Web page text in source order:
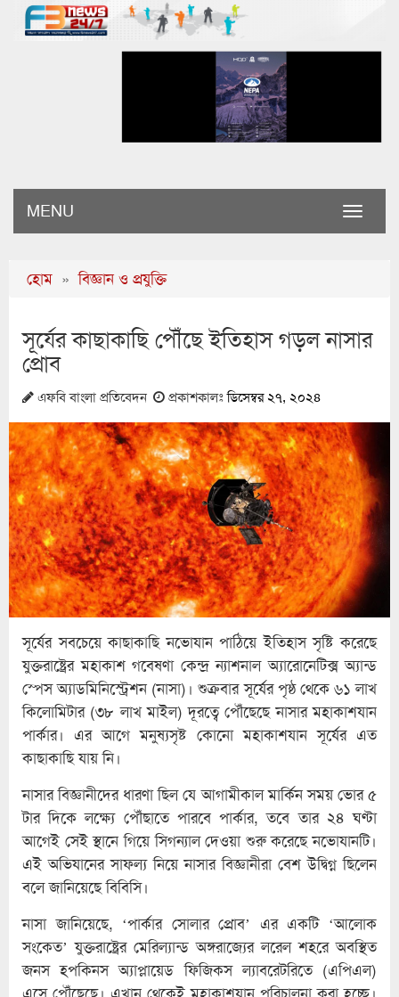
Toggle
MENU
হোম » বিজ্ঞান ও প্রযুক্তি
সূর্যের কাছাকাছি পৌঁছে ইতিহাস গড়ল নাসার
প্রোব
এফবি বাংলা প্রতিবেদন প্রকাশকালঃডিসেম্বর ২৭, ২০২৪
সূর্যের সবচেয়ে কাছাকাছি নভোযান পাঠিয়ে ইতিহাস সৃষ্টি করেছে
যুক্তরাষ্ট্রের মহাকাশ গবেষণা কেন্দ্র ন্যাশনাল অ্যারোনেটিক্স অ্যান্ড
স্পেস অ্যাডমিনিস্ট্রেশন (নাসা)। শুক্রবার সূর্যের পৃষ্ঠ থেকে ৬১ লাখ
কিলোমিটার (৩৮ লাখ মাইল) দূরত্বে পৌঁছেছে নাসার মহাকাশযান
পার্কার। এর আগে মনুষ্যসৃষ্ট কোনো মহাকাশযান সূর্যের এত
কাছাকাছি যায় নি।
নাসার বিজ্ঞানীদের ধারণা ছিল যে আগামীকাল মার্কিন সময় ভোর ৫
টার দিকে লক্ষ্যে পৌঁছাতে পারবে পার্কার, তবে তার ২৪ ঘণ্টা
আগেই সেই স্থানে গিয়ে সিগন্যাল দেওয়া শুরু করেছে নভোযানটি।
এই অভিযানের সাফল্য নিয়ে নাসার বিজ্ঞানীরা বেশ উদ্বিগ্ন ছিলেন
বলে জানিয়েছে বিবিসি।
নাসা জানিয়েছে, ‘পার্কার সোলার প্রোব’ এর একটি ‘আলোক
সংকেত’ যুক্তরাষ্ট্রের মেরিল্যান্ড অঙ্গরাজ্যের লরেল শহরে অবস্থিত
জনস হপকিনস অ্যাপ্লায়েড ফিজিকস ল্যাবরেটরিতে (এপিএল)